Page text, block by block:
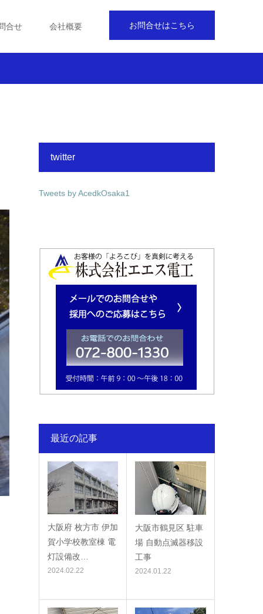
お問合せはこちら
合せ 会社概要
twitter
Tweets by AcedkOsaka1
最近の記事
大阪府 枚方市 伊加
賀小学校教室棟 電
灯設備改…
2024.02.22
大阪市鶴見区 駐車
場 自動点滅器移設
工事
2024.01.22